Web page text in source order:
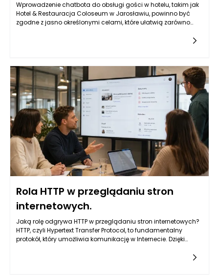
Wprowadzenie chatbota do obsługi gości w hotelu, takim jak
Hotel & Restauracja Coloseum w Jarosławiu, powinno być
zgodne z jasno określonymi celami, które ułatwią zarówno
zwiększenie dostępności informacji oraz możliwości interakcji.
pokoi, menu czy atrakcji w okolicy. Warto, aby jego działanie
nie ograniczało się jedynie do udzielania odpowiedzi na
często zadawane pytania. Powinien także potrafić skierować
gości do odpowiednich osób w zespole, gdy konkretne
zapytania wymagają interwencji człowieka. Obiekt w
Jarosławiu, ze swoim eleganckim designem i szeroką ofertą,
ma szansę na zbudowanie silniejszych relacji z klientami
dzięki większej efektywności obsługi.
Rola HTTP w przeglądaniu stron
internetowych.
Jaką rolę odgrywa HTTP w przeglądaniu stron internetowych?
HTTP, czyli Hypertext Transfer Protocol, to fundamentalny
protokół, który umożliwia komunikację w Internecie. Dzięki